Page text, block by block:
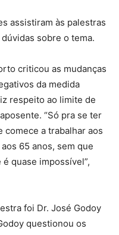
assistiram às palestras
sobre o tema.
criticou as mudanças
da medida
respeito ao limite de
“Só pra se ter
comece a trabalhar aos
65 anos, sem que
quase impossível”,
foi Dr. José Godoy
questionou os